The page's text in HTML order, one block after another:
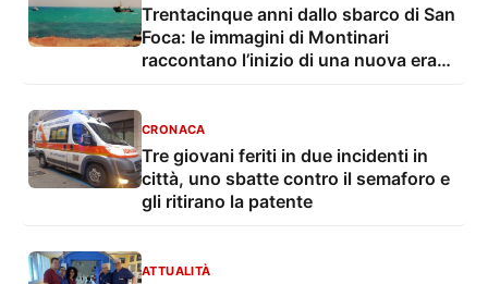
Trentacinque anni dallo sbarco di San
Foca: le immagini di Montinari
raccontano l’inizio di una nuova era
CRONACA
Tre giovani feriti in due incidenti in
città, uno sbatte contro il semaforo e
gli ritirano la patente
ATTUALITÀ